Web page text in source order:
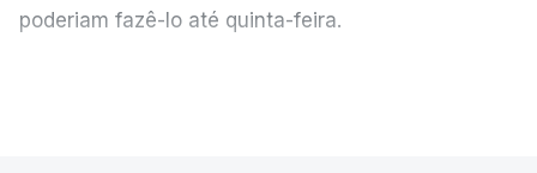
poderiam fazê-lo até quinta-feira.